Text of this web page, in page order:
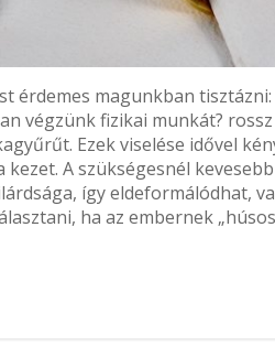
érdemes magunkban
végzünk fizikai munkát?
Ezek viselése idővel
A szükségesnél
így eldeformálódhat,
ha az embernek